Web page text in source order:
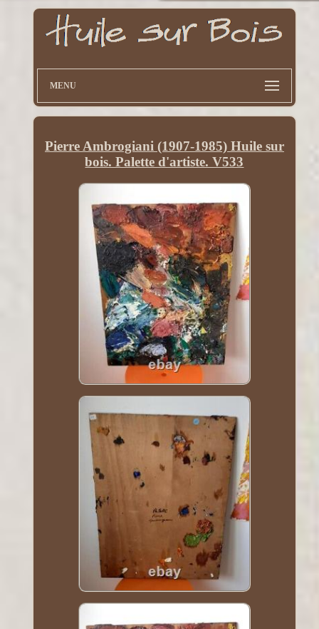
MENU
Pierre Ambrogiani (1907-1985) Huile sur
bois. Palette d'artiste. V533